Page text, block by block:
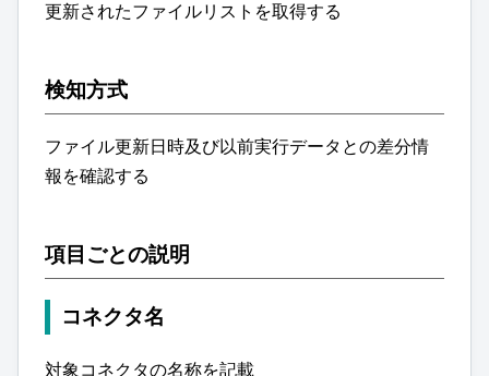
更新されたファイルリストを取得する
検知方式
ファイル更新日時及び以前実行データとの差分情
報を確認する
項目ごとの説明
コネクタ名
対象コネクタの名称を記載